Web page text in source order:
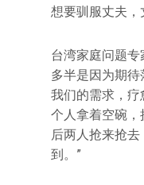
想要驯服丈夫，
台湾家庭问题
多半是因为期
我们的需求，疗
个人拿着空碗
后两人抢来抢
到。”